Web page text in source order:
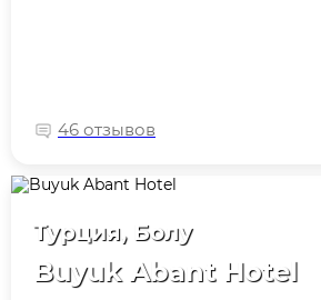
46 отзывов
Турция, Болу
Buyuk Abant Hotel